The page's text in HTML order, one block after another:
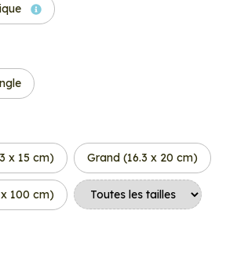
x 15 cm) Grand (16.3 x 20 cm)
100 cm)